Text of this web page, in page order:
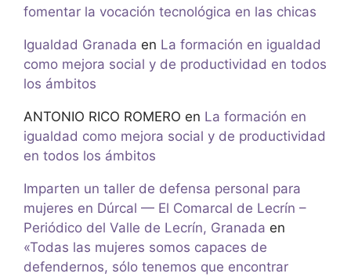
fomentar la vocación tecnológica en las chicas
Igualdad Granada en La formación en igualdad
como mejora social y de productividad en todos
los ámbitos
ANTONIO RICO ROMERO en La formación en
igualdad como mejora social y de productividad
en todos los ámbitos
Imparten un taller de defensa personal para
mujeres en Dúrcal — El Comarcal de Lecrín –
Periódico del Valle de Lecrín, Granada en
«Todas las mujeres somos capaces de
defendernos, sólo tenemos que encontrar